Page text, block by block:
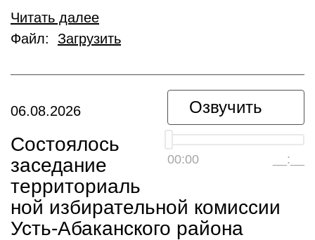
Читать далее
Файл: Загрузить
Озвучить
00:00 __:__
06.08.2026
Состоялось
заседание
территориаль
ной избирательной комиссии
Усть-Абаканского района